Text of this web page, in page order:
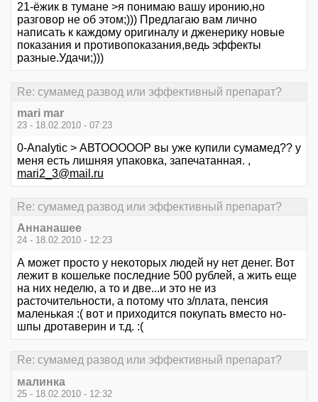
21-ёжик в тумане >я понимаю вашу иронию,но
разговор не об этом;))) Предлагаю вам лично
написать к каждому оригиналу и дженерику новые
показания и противопоказания,ведь эффекты
разные.Удачи;)))
Re: сумамед развод или эффективный препарат?
mari mar
23 - 18.02.2010 - 07:23
0-Analytic > АВТОООООР вы уже купили сумамед?? у
меня есть лишняя упаковка, запечатанная. ,
mari2_3@mail.ru
Re: сумамед развод или эффективный препарат?
Аннанашее
24 - 18.02.2010 - 12:23
А может просто у некоторых людей ну нет денег. Вот
лежит в кошельке последние 500 рублей, а жить еще
на них неделю, а то и две...и это не из
расточительности, а потому что з/плата, пенсия
маленькая :( вот и приходится покупать вместо но-
шпы дротаверин и т.д. :(
Re: сумамед развод или эффективный препарат?
малинка
25 - 18.02.2010 - 12:32